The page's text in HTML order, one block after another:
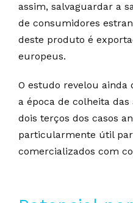
assim, salvaguardar a
de consumidores
deste produto é
europeus.
O estudo revelou
a época de colheita
dois terços dos casos
particularmente útil
comercializados com